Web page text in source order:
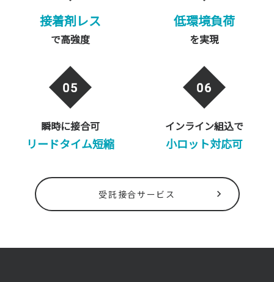
接着剤レス
で高強度
低環境負荷
を実現
瞬時に接合可
リードタイム短縮
インライン組込で
小ロット対応可
受託接合サービス